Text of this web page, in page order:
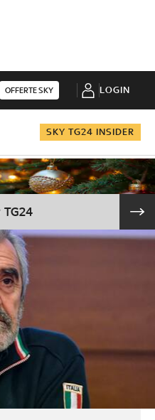
OFFERTE SKY LOGIN
SKY TG24 INSIDER